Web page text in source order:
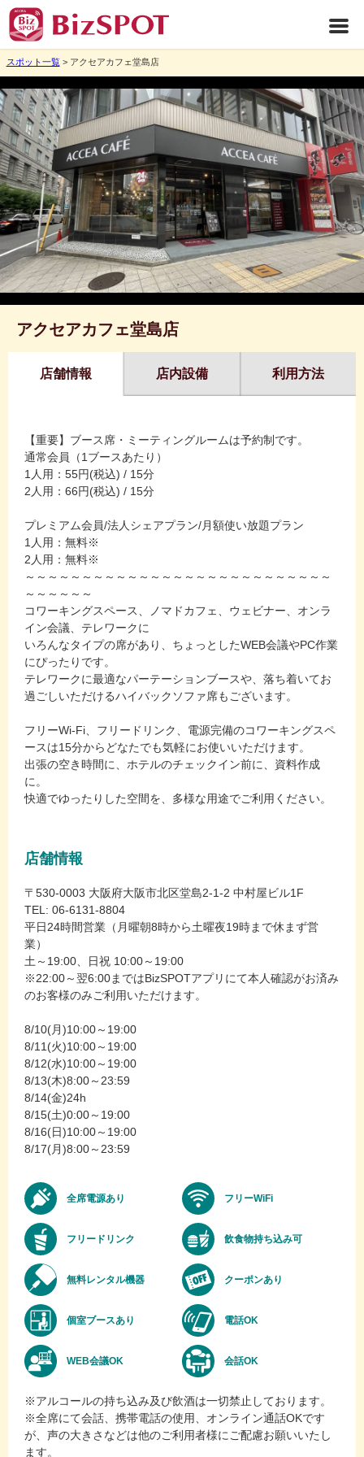
スポット一覧> アクセアカフェ堂島店
アクセアカフェ堂島店
店舗情報 店内設備 利用方法
【重要】ブース席・ミーティングルームは予約制です。
通常会員（1ブースあたり）
1人用：55円(税込) / 15分
2人用：66円(税込) / 15分
プレミアム会員/法人シェアプラン/月額使い放題プラン
1人用：無料※
2人用：無料※
～～～～～～～～～～～～～～～～～～～～～～～～～～～
～～～～～～
コワーキングスペース、ノマドカフェ、ウェビナー、オンラ
イン会議、テレワークに
いろんなタイプの席があり、ちょっとしたWEB会議やPC作業
にぴったりです。
テレワークに最適なパーテーションブースや、落ち着いてお
過ごしいただけるハイバックソファ席もございます。
フリーWi-Fi、フリードリンク、電源完備のコワーキングスペ
ースは15分からどなたでも気軽にお使いいただけます。
出張の空き時間に、ホテルのチェックイン前に、資料作成
に。
快適でゆったりした空間を、多様な用途でご利用ください。
店舗情報
〒530-0003 大阪府大阪市北区堂島2-1-2 中村屋ビル1F
TEL: 06-6131-8804
平日24時間営業（月曜朝8時から土曜夜19時まで休まず営
業）
土～19:00、日祝 10:00～19:00
※22:00～翌6:00まではBizSPOTアプリにて本人確認がお済み
のお客様のみご利用いただけます。
8/10(月)10:00～19:00
8/11(火)10:00～19:00
8/12(水)10:00～19:00
8/13(木)8:00～23:59
8/14(金)24h
8/15(土)0:00～19:00
8/16(日)10:00～19:00
8/17(月)8:00～23:59
全席電源あり フリーWiFi
フリードリンク 飲食物持ち込み可
無料レンタル機器 クーポンあり
個室ブースあり 電話OK
WEB会議OK 会話OK
※アルコールの持ち込み及び飲酒は一切禁止しております。
※全席にて会話、携帯電話の使用、オンライン通話OKです
が、声の大きさなどは他のご利用者様にご配慮お願いいたし
ます。